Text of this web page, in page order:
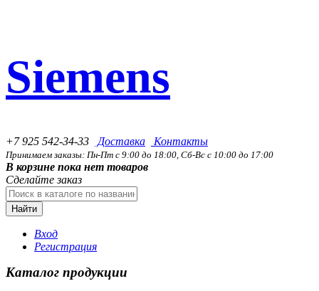
Siemens
+7 925 542-34-33 Доставка Контакты
Принимаем заказы: Пн-Пт с 9:00 до 18:00, Сб-Вс с 10:00 до 17:00
В корзине пока нет товаров
Сделайте заказ
Найти
Вход
Регистрация
Каталог продукции